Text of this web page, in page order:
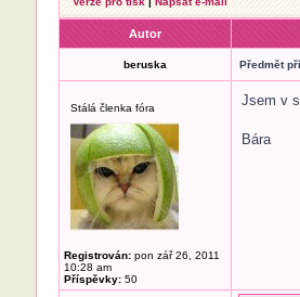
Autor
beruska Předmět
Stálá členka fóra
Registrován:pon zář 26, 2011
10:28 am
Příspěvky:50
Jsem v
Bára